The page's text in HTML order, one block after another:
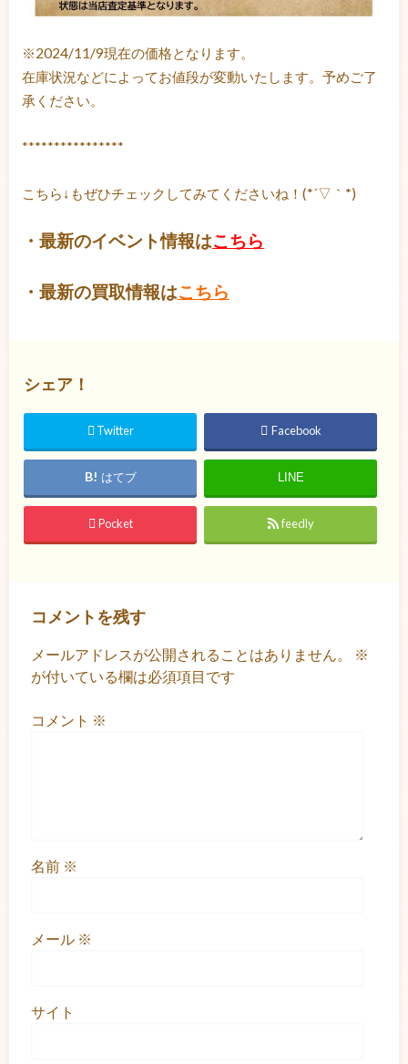
※2024/11/9現在の価格となります。
在庫状況などによってお値段が変動いたします。予めご了
承ください。
****************
こちら↓もぜひチェックしてみてくださいね！(*´▽｀*)
・最新のイベント情報はこちら
・最新の買取情報はこちら
シェア！
Twitter Facebook
はてブ LINE
Pocket feedly
コメントを残す
メールアドレスが公開されることはありません。
※
が付いている欄は必須項目です
コメント ※
名前 ※
メール ※
サイト